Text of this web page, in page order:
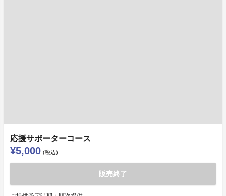
応援サポーターコース
¥5,000 (税込)
販売終了